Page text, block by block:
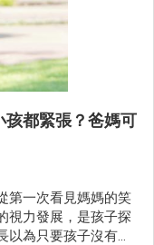
孩都緊張？爸媽可
第一次看見媽媽的笑
視力發展，是孩子探
為只要孩子沒有揉